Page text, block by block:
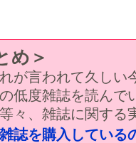
め＞
が言われて久しい
低度雑誌を読んで
々、雑誌に関する
誌を購入している